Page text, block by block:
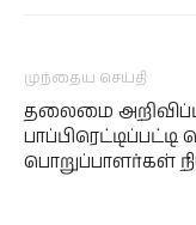
முந்தைய செய்தி
தலைமை
பாப்பிரெட்டிப்பட்டி
பொறுப்பாளர்கள்